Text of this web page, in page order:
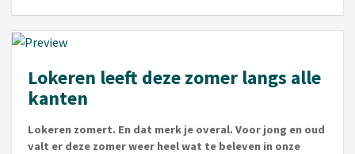
Lokeren leeft deze zomer langs alle
kanten
Lokeren zomert. En dat merk je overal. Voor jong en oud
valt er deze zomer weer heel wat te beleven in onze